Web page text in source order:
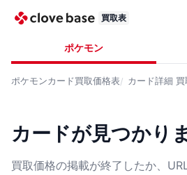
買取表
ポケモン
ポケモンカード買取価格表 カード詳細
カードが見つかり
買取価格の掲載が終了したか、